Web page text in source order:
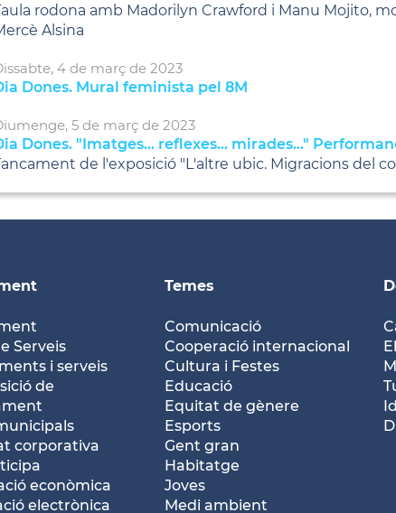
rodona amb Madorilyn Crawford i Manu Mojito,
Alsina
4 demarç de2023
Dones. Mural feminista pel 8M
5 demarç de2023
Dones. "Imatges... reflexes... mirades..."
de l'exposició "L'altre ubic. Migracions del
Serveis
i serveis
de
corporativa
econòmica
electrònica
Temes
Comunicació
Cooperació internacional
Cultura i Festes
Educació
Equitat de gènere
Esports
Gent gran
Habitatge
Joves
Medi ambient